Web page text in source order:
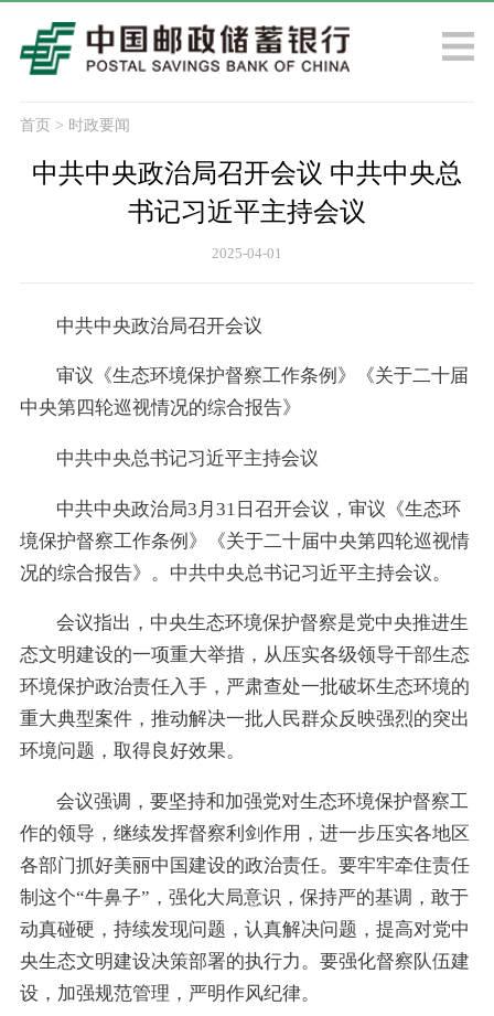
首页> 时政要闻
中共中央政治局召开会议 中共中央总
书记习近平主持会议
2025-04-01
中共中央政治局召开会议
审议《生态环境保护督察工作条例》《关于二十届
中央第四轮巡视情况的综合报告》
中共中央总书记习近平主持会议
中共中央政治局3月31日召开会议，审议《生态环
境保护督察工作条例》《关于二十届中央第四轮巡视情
况的综合报告》。中共中央总书记习近平主持会议。
会议指出，中央生态环境保护督察是党中央推进生
态文明建设的一项重大举措，从压实各级领导干部生态
环境保护政治责任入手，严肃查处一批破坏生态环境的
重大典型案件，推动解决一批人民群众反映强烈的突出
环境问题，取得良好效果。
会议强调，要坚持和加强党对生态环境保护督察工
作的领导，继续发挥督察利剑作用，进一步压实各地区
各部门抓好美丽中国建设的政治责任。要牢牢牵住责任
制这个“牛鼻子”，强化大局意识，保持严的基调，敢于
动真碰硬，持续发现问题，认真解决问题，提高对党中
央生态文明建设决策部署的执行力。要强化督察队伍建
设，加强规范管理，严明作风纪律。